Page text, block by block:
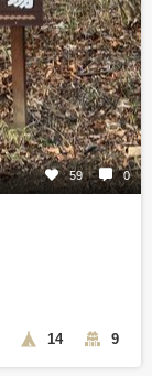
59 0
14 9